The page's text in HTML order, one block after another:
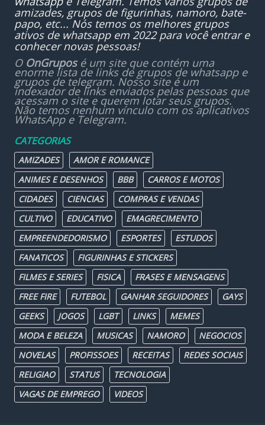
amizades, grupos de figurinhas, namoro, bate-
papo, etc... Nós temos os melhores grupos
ativos de whatsapp em 2022 para você entrar e
conhecer novas pessoas!
O OnGruposé um site que contém uma
enorme lista de links de grupos de whatsapp e
grupos de telegram. Nosso site é um
indexador de links enviados pelas pessoas que
acessam o site e querem lotar seus grupos.
Não temos nenhum vínculo com os aplicativos
WhatsApp e Telegram.
CATEGORIAS
AMIZADES
AMOR E ROMANCE
ANIMES E DESENHOS
BBB
CARROS E MOTOS
CIDADES
CIENCIAS
COMPRAS E VENDAS
CULTIVO
EDUCATIVO
EMAGRECIMENTO
EMPREENDEDORISMO
ESPORTES
ESTUDOS
FANATICOS
FIGURINHAS E STICKERS
FILMES E SERIES
FISICA
FRASES E MENSAGENS
FREE FIRE
FUTEBOL GANHAR SEGUIDORES
GAYS
GEEKS
JOGOS LGBT LINKS
MEMES
MODA E BELEZA
MUSICAS NAMORO
NEGOCIOS
NOVELAS
PROFISSOES RECEITAS
REDES SOCIAIS
RELIGIAO
STATUS
TECNOLOGIA
VAGAS DE EMPREGO
VIDEOS